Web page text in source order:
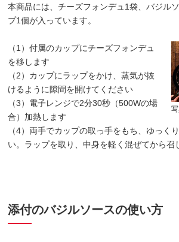
本商品には、チーズフォンデュ1袋、バジル
プ1個が入っています。
（1）付属のカップにチーズフォンデュ
を移します
（2）カップにラップをかけ、蒸気が抜
けるように隙間を開けてください
（3）電子レンジで2分30秒（500Wの場
合）加熱します
（4）両手でカップの取っ手をもち、ゆっく
い。ラップを取り、中身を軽く混ぜてから召
添付のバジルソースの使い方